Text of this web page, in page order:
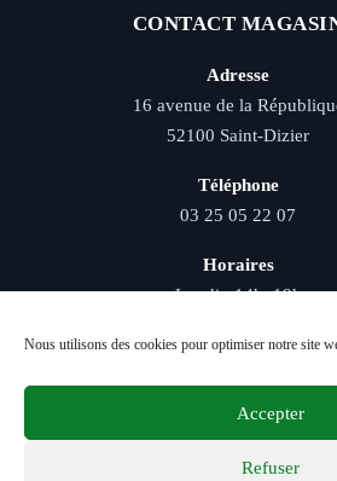
Nous utilisons des cookies pour optimiser notre site
Accepter
Refuser
CONTACT
Adresse
16 avenue de la
52100 Saint-Dizier
Téléphone
03 25 05 22 07
Horaires
Lundi : 14h–19h
Livraison rapide - Retrait magasin